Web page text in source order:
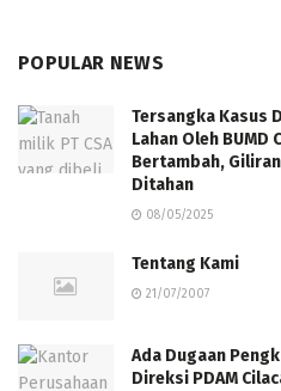
POPULAR NEWS
Tersangka Kasus
Lahan Oleh BUMD
Bertambah,
Ditahan
08/05/2025
Tentang Kami
21/07/2007
Ada Dugaan
Direksi PDAM